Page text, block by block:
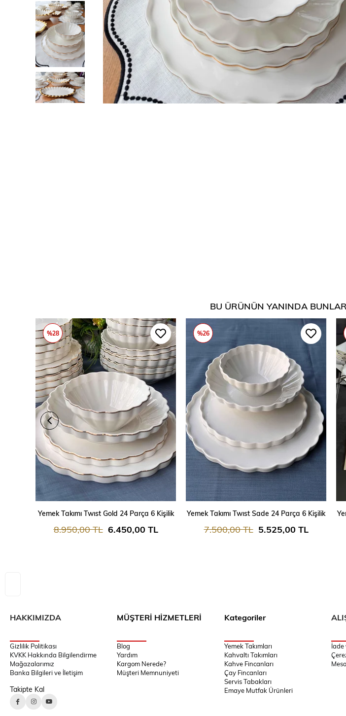
BU ÜRÜNÜN YANINDA
SEPETE EKLE
Yemek Takımı Twıst Gold 24 Parça 6 Kişilik
6.450,00 TL
8.950,00 TL
%28
SEPETE EKLE
Yemek Takımı Twıst Sade 24 Parça 6 Kişilik
5.525,00 TL
7.500,00 TL
%26
HAKKIMIZDA
Gizlilik Politikası
KVKK Hakkında Bilgilendirme
Mağazalarımız
Banka Bilgileri ve İletişim
Takipte Kal
MÜŞTERİ HİZMETLERİ
Blog
Yardım
Kargom Nerede?
Müşteri Memnuniyeti
Kategoriler
Yemek Takımları
Kahvaltı Takımları
Kahve Fincanları
Çay Fincanları
Servis Tabakları
Emaye Mutfak Ürünleri
İade